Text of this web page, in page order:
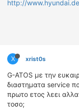
http://
X xrist0s
G-ATOS με την
διαστηματα service
πρωτο ετος λεει
τοσο;